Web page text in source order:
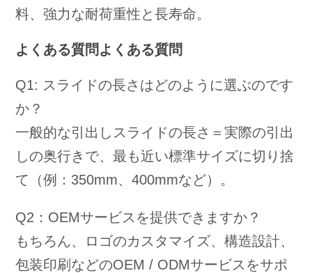
料、強力な耐荷重性と長寿命。
よくある質問よくある質問
Q1: スライドの長さはどのように選ぶのです
か？
一般的な引出しスライドの長さ＝実際の引出
しの奥行きで、最も近い標準サイズに切り捨
て（例：350mm、400mmなど）。
Q2：OEMサービスを提供できますか？
もちろん、ロゴのカスタマイズ、構造設計、
包装印刷などのOEM / ODMサービスをサポ